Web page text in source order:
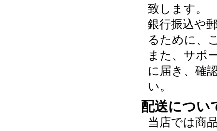
致します。
銀行振込や
るために、
また、サポ
に届き、確
い。
配送につい
当店では商